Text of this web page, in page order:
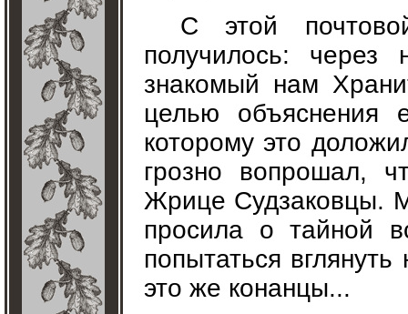
С этой
получилось: через
знакомый нам
целью объяснения
которому это
грозно вопрошал,
Жрице Судзаковцы.
просила о тайной
попытаться
это же конанцы...